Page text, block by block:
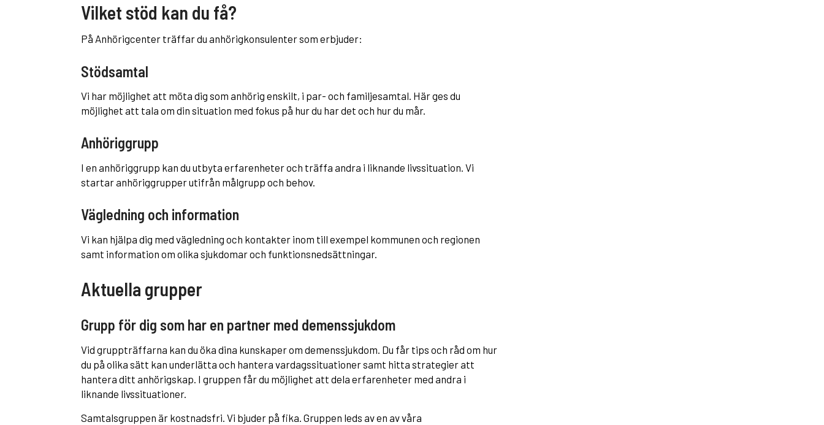
Vilket stöd kan du få?
På Anhörigcenter träffar du anhörigkonsulenter som erbjuder:
Stödsamtal
Vi har möjlighet att möta dig som anhörig enskilt, i par- och familjesamtal. Här ges du
möjlighet att tala om din situation med fokus på hur du har det och hur du mår.
Anhöriggrupp
I en anhöriggrupp kan du utbyta erfarenheter och träffa andra i liknande livssituation. Vi
startar anhöriggrupper utifrån målgrupp och behov.
Vägledning och information
Vi kan hjälpa dig med vägledning och kontakter inom till exempel kommunen och regionen
samt information om olika sjukdomar och funktionsnedsättningar.
Aktuella grupper
Grupp för dig som har en partner med demenssjukdom
Vid gruppträffarna kan du öka dina kunskaper om demenssjukdom. Du får tips och råd om hur
du på olika sätt kan underlätta och hantera vardagssituationer samt hitta strategier att
hantera ditt anhörigskap. I gruppen får du möjlighet att dela erfarenheter med andra i
liknande livssituationer.
Samtalsgruppen är kostnadsfri. Vi bjuder på fika. Gruppen leds av en av våra